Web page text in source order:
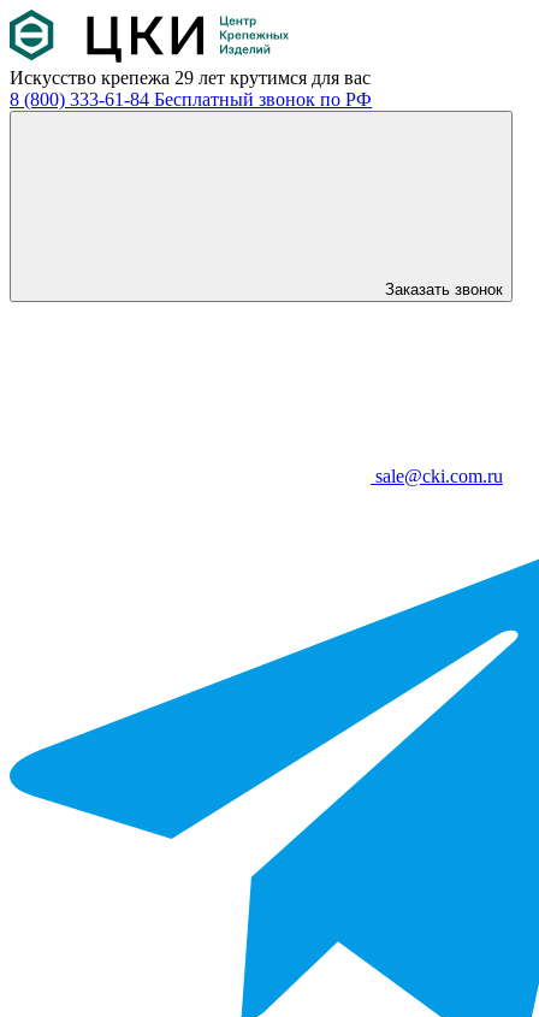
Искусство крепежа 29 лет крутимся для вас
8 (800) 333-61-84 Бесплатный звонок по РФ
Заказать звонок
sale@cki.com.ru